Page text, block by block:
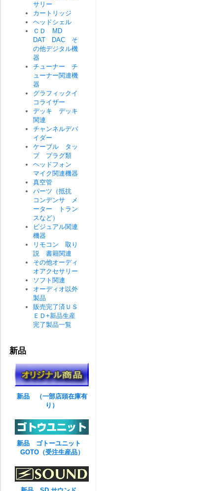
サリー
カートリッジ
ヘッドシェル
ＣＤ MD
DAT DAC そ
の他デジタル機
器
チューナー チ
ューナー関連機
器
グラフィックイ
コライザー
デッキ デッキ
関連
チャンネルデバ
イダー
ケーブル タッ
プ プラグ類
ヘッドフォン
マイク関連機器
真空管
パーツ（抵抗
コンデンサ メ
ーター トラン
スなど）
ビジュアル関連
機器
リモコン 取り
説 書籍関連
その他オーディ
オアクセサリー
ソフト関連
オーディオ以外
製品
販売完了済ＵＳ
ＥＤ+新品生産
完了製品一覧
新品
新品 （一部店頭在庫有
り）
新品 ゴトーユニット
GOTO（受注生産品）